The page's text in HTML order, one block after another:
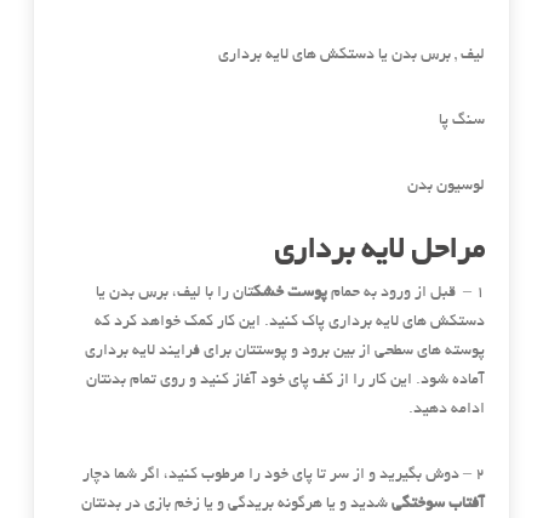
لیف , برس بدن یا دستکش های لایه برداری
سنگ پا
لوسیون بدن
مراحل لایه برداری
۱ – قبل از ورود به حمام پوست خشکتان را با لیف، برس بدن یا
دستکش های لایه برداری پاک کنید. این کار کمک خواهد کرد که
پوسته های سطحی از بین برود و پوستتان برای فرایند لایه برداری
آماده شود. این کار را از کف پای خود آغاز کنید و روی تمام بدنتان
ادامه دهید.
۲ – دوش بگیرید و از سر تا پای خود را مرطوب کنید، اگر شما دچار
آفتاب سوختگیشدید و یا هرگونه بریدگی و یا زخم بازی در بدنتان